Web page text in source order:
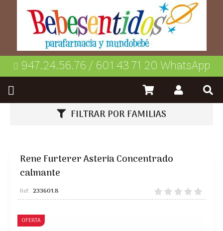
947.24.56.76 / 601 43 71 20 WhatsApp
FILTRAR POR FAMILIAS
Rene Furterer Asteria Concentrado
calmante
233601.8
OFERTA